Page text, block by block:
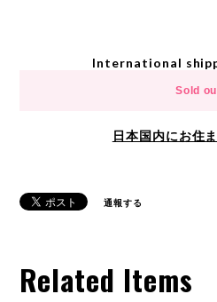
International
Sold
日本国内にお住
通報する
Related Items